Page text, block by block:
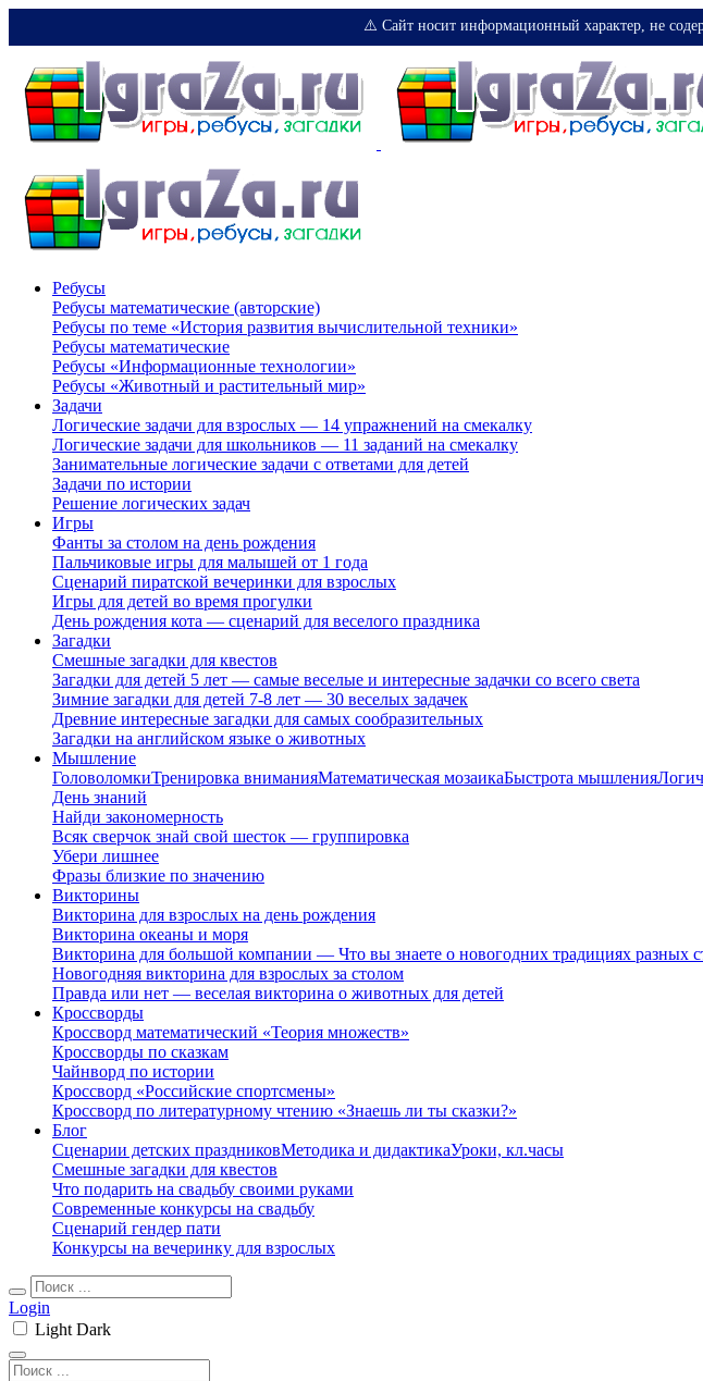
⚠️ Сайт носит информационный характер, не
Ребусы
Ребусы математические (авторские)
Ребусы по теме «История развития вычислительной техники»
Ребусы математические
Ребусы «Информационные технологии»
Ребусы «Животный и растительный мир»
Задачи
Логические задачи для взрослых — 14 упражнений на смекалку
Логические задачи для школьников — 11 заданий на смекалку
Занимательные логические задачи с ответами для детей
Задачи по истории
Решение логических задач
Игры
Фанты за столом на день рождения
Пальчиковые игры для малышей от 1 года
Сценарий пиратской вечеринки для взрослых
Игры для детей во время прогулки
День рождения кота — сценарий для веселого праздника
Загадки
Смешные загадки для квестов
Загадки для детей 5 лет — самые веселые и интересные задачки со всего света
Зимние загадки для детей 7-8 лет — 30 веселых задачек
Древние интересные загадки для самых сообразительных
Загадки на английском языке о животных
Мышление
ГоловоломкиТренировка вниманияМатематическая мозаикаБыстрота мышления
День знаний
Найди закономерность
Всяк сверчок знай свой шесток — группировка
Убери лишнее
Фразы близкие по значению
Викторины
Викторина для взрослых на день рождения
Викторина океаны и моря
Викторина для большой компании — Что вы знаете о новогодних традициях разных
Новогодняя викторина для взрослых за столом
Правда или нет — веселая викторина о животных для детей
Кроссворды
Кроссворд математический «Теория множеств»
Кроссворды по сказкам
Чайнворд по истории
Кроссворд «Российские спортсмены»
Кроссворд по литературному чтению «Знаешь ли ты сказки?»
Блог
Сценарии детских праздниковМетодика и дидактикаУроки, кл.часы
Смешные загадки для квестов
Что подарить на свадьбу своими руками
Современные конкурсы на свадьбу
Сценарий гендер пати
Конкурсы на вечеринку для взрослых
Login
Light Dark